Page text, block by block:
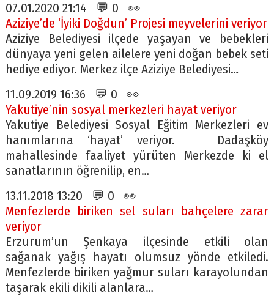
07.01.2020 21:14 💬 0 👀
Aziziye’de ‘İyiki Doğdun’ Projesi meyvelerini veriyor
Aziziye Belediyesi ilçede yaşayan ve bebekleri
dünyaya yeni gelen ailelere yeni doğan bebek seti
hediye ediyor. Merkez ilçe Aziziye Belediyesi…
11.09.2019 16:36 💬 0 👀
Yakutiye’nin sosyal merkezleri hayat veriyor
Yakutiye Belediyesi Sosyal Eğitim Merkezleri ev
hanımlarına ‘hayat’ veriyor. Dadaşköy
mahallesinde faaliyet yürüten Merkezde ki el
sanatlarının öğrenilip, en…
13.11.2018 13:20 💬 0 👀
Menfezlerde biriken sel suları bahçelere zarar
veriyor
Erzurum’un Şenkaya ilçesinde etkili olan
sağanak yağış hayatı olumsuz yönde etkiledi.
Menfezlerde biriken yağmur suları karayolundan
taşarak ekili dikili alanlara…